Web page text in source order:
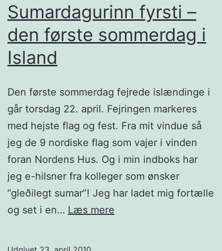
Sumardagurinn fyrsti –
den første sommerdag i
Island
Den første sommerdag fejrede islændinge i
går torsdag 22. april. Fejringen markeres
med hejste flag og fest. Fra mit vindue så
jeg de 9 nordiske flag som vajer i vinden
foran Nordens Hus. Og i min indboks har
jeg e-hilsner fra kolleger som ønsker
”gleðilegt sumar”! Jeg har ladet mig fortælle
og set i en… Læs mere